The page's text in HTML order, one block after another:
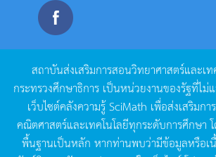
สถาบันส่งเสริมการสอนวิทยาศาสตร์และเท
กระทรวงศึกษาธิการ เป็นหน่วยงานของรัฐที่ไม่
เว็บไซต์คลังความรู้SciMath เพื่อส่งเสริมก
คณิตศาสตร์และเทคโนโลยีทุกระดับการศึกษา
พื้นฐานเป็นหลัก หากท่านพบว่ามีข้อมูลหรือเ